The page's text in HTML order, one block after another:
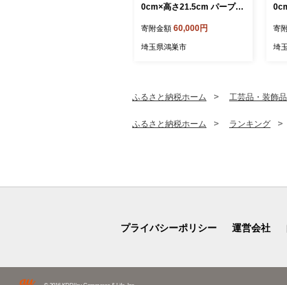
0cm×高さ21.5cm パープル
ドライフラワーキャンドル
観賞用キャンドル フラワー
ト 誕生日 新築祝い おしゃ
イフラワー 埼玉県 No.638-
06
寄附金額 60,000円
埼玉県鴻巣市
ラ
賞
ト
イ
寄
埼
ふるさと納税ホーム 工芸品・装飾品
ふるさと納税ホーム ランキング
プライバシーポリシー 運営会社